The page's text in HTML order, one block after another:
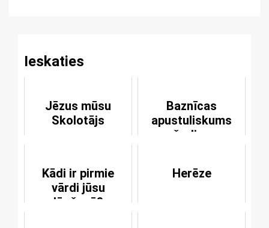
Ieskaties
Jēzus mūsu
Skolotājs
Baznīcas
apustuliskums
šodien
Kādi ir pirmie
vārdi jūsu
lūgšanā?
Herēze